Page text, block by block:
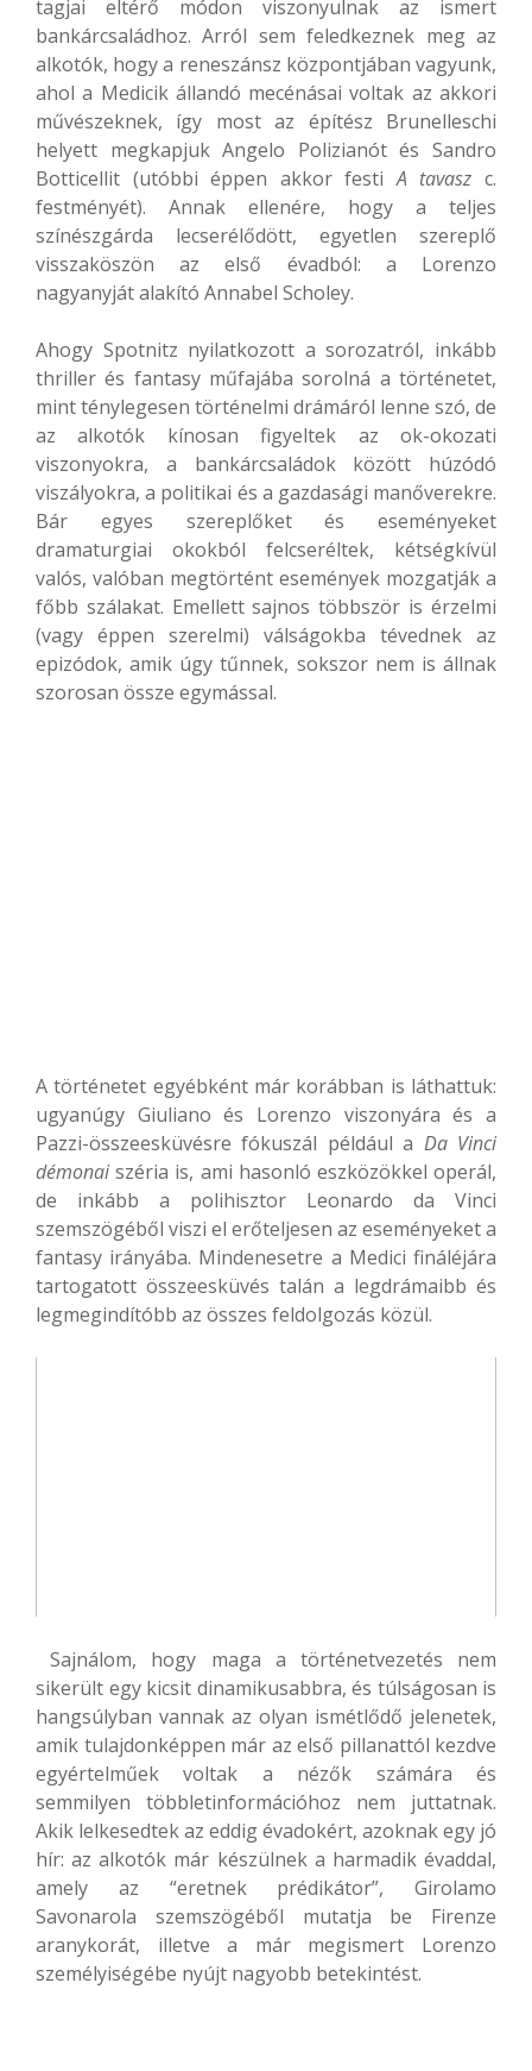
tagjai eltérő módon viszonyulnak az ismert
bankárcsaládhoz. Arról sem feledkeznek meg az
alkotók, hogy a reneszánsz központjában vagyunk,
ahol a Medicik állandó mecénásai voltak az akkori
művészeknek, így most az építész Brunelleschi
helyett megkapjuk Angelo Polizianót és Sandro
Botticellit (utóbbi éppen akkor festiA tavasz c.
festményét). Annak ellenére, hogy a teljes
színészgárda lecserélődött, egyetlen szereplő
visszaköszön az első évadból: a Lorenzo
nagyanyját alakító Annabel Scholey.
Ahogy Spotnitz nyilatkozott a sorozatról, inkább
thriller és fantasy műfajába sorolná a történetet,
mint ténylegesen történelmi drámáról lenne szó, de
az alkotók kínosan figyeltek az ok-okozati
viszonyokra, a bankárcsaládok között húzódó
viszályokra, a politikai és a gazdasági manőverekre.
Bár egyes szereplőket és eseményeket
dramaturgiai okokból felcseréltek, kétségkívül
valós, valóban megtörtént események mozgatják a
főbb szálakat. Emellett sajnos többször is érzelmi
(vagy éppen szerelmi) válságokba tévednek az
epizódok, amik úgy tűnnek, sokszor nem is állnak
szorosan össze egymással.
A történetet egyébként már korábban is láthattuk:
ugyanúgy Giuliano és Lorenzo viszonyára és a
Pazzi-összeesküvésre fókuszál például a Da Vinci
démonai széria is, ami hasonló eszközökkel operál,
de inkább a polihisztor Leonardo da Vinci
szemszögéből viszi el erőteljesen az eseményeket a
fantasy irányába. Mindenesetre a Medici fináléjára
tartogatott összeesküvés talán a legdrámaibb és
legmegindítóbb az összes feldolgozás közül.
Sajnálom, hogy maga a történetvezetés nem
sikerült egy kicsit dinamikusabbra, és túlságosan is
hangsúlyban vannak az olyan ismétlődő jelenetek,
amik tulajdonképpen már az első pillanattól kezdve
egyértelműek voltak a nézők számára és
semmilyen többletinformációhoz nem juttatnak.
Akik lelkesedtek az eddig évadokért, azoknak egy jó
hír: az alkotók már készülnek a harmadik évaddal,
amely az “eretnek prédikátor”, Girolamo
Savonarola szemszögéből mutatja be Firenze
aranykorát, illetve a már megismert Lorenzo
személyiségébe nyújt nagyobb betekintést.